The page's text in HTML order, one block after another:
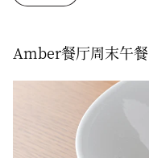
Amber餐厅周末午餐